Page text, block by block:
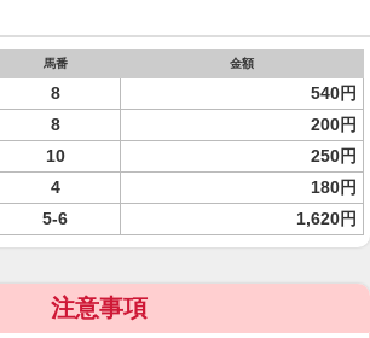
馬番 金額
8 540円
8
200円
10
250円
4
180円
5-6 1,620円
注意事項